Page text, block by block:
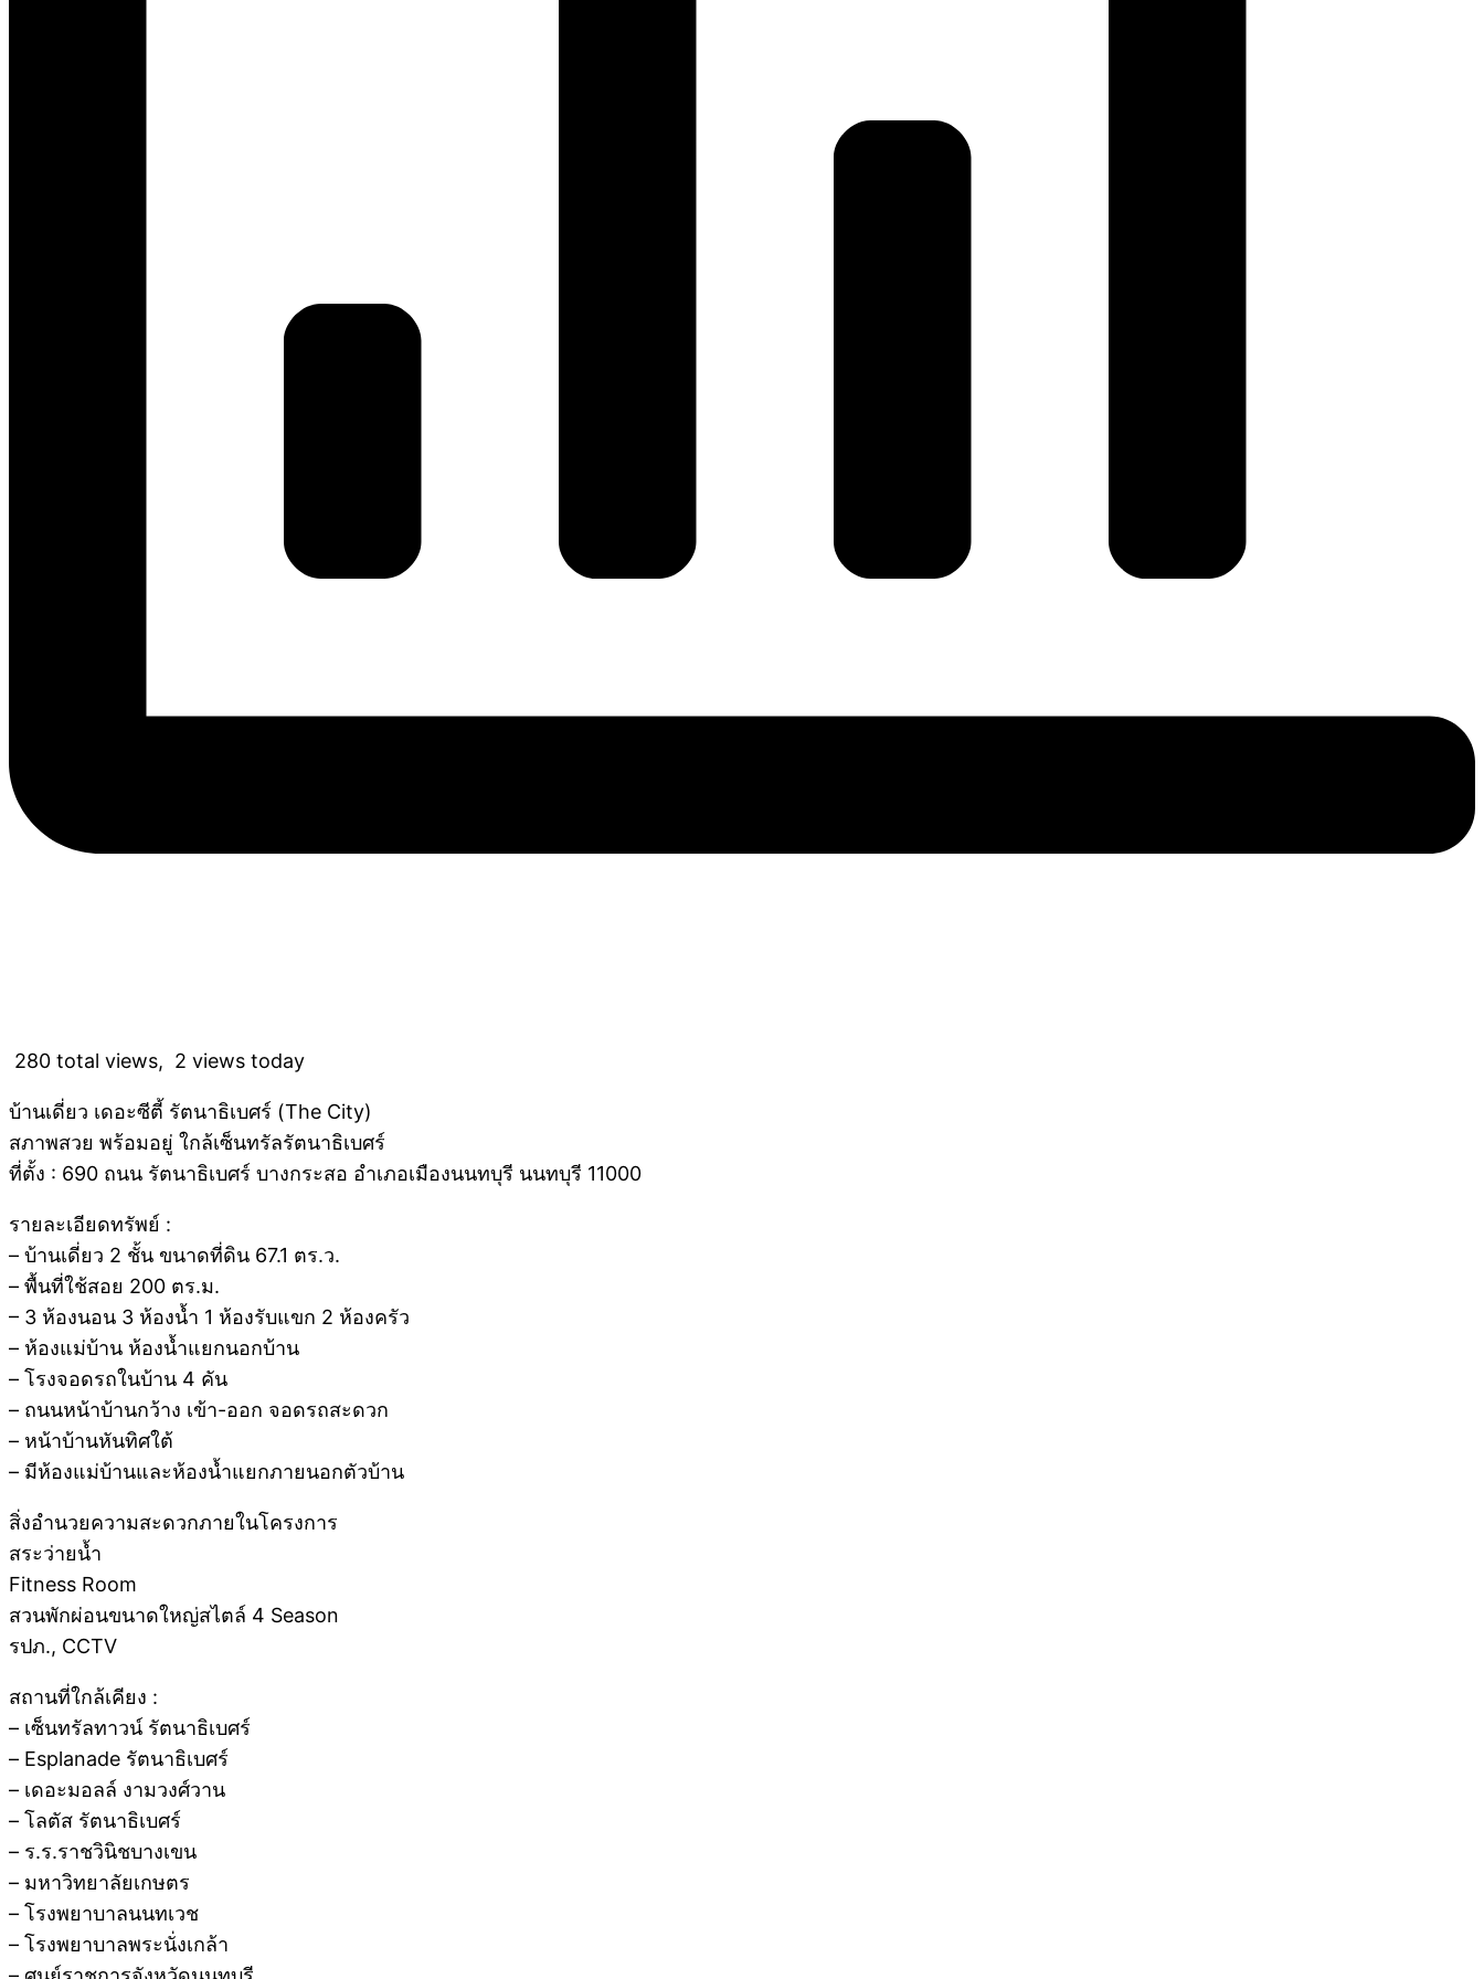
280 total views, 2 views today
บ้านเดี่ยว เดอะซีตี้ รัตนาธิเบศร์ (The City)
สภาพสวย พร้อมอยู่ ใกล้เซ็นทรัลรัตนาธิเบศร์
ที่ตั้ง : 690 ถนน รัตนาธิเบศร์ บางกระสอ อำเภอเมืองนนทบุรี นนทบุรี 11000
รายละเอียดทรัพย์ :
– บ้านเดี่ยว 2 ชั้น ขนาดที่ดิน 67.1 ตร.ว.
– พื้นที่ใช้สอย 200 ตร.ม.
– 3 ห้องนอน 3 ห้องน้ำ 1 ห้องรับแขก 2 ห้องครัว
– ห้องแม่บ้าน ห้องน้ำแยกนอกบ้าน
– โรงจอดรถในบ้าน 4 คัน
– ถนนหน้าบ้านกว้าง เข้า-ออก จอดรถสะดวก
– หน้าบ้านหันทิศใต้
– มีห้องแม่บ้านและห้องน้ำแยกภายนอกตัวบ้าน
สิ่งอำนวยความสะดวกภายในโครงการ
สระว่ายน้ำ
Fitness Room
สวนพักผ่อนขนาดใหญ่สไตล์ 4 Season
รปภ., CCTV
สถานที่ใกล้เคียง :
– เซ็นทรัลทาวน์ รัตนาธิเบศร์
– Esplanade รัตนาธิเบศร์
– เดอะมอลล์ งามวงศ์วาน
– โลตัส รัตนาธิเบศร์
– ร.ร.ราชวินิชบางเขน
– มหาวิทยาลัยเกษตร
– โรงพยาบาลนนทเวช
– โรงพยาบาลพระนั่งเกล้า